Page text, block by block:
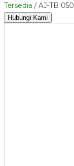
Tersedia / AJ-TB 050
Hubungi Kami